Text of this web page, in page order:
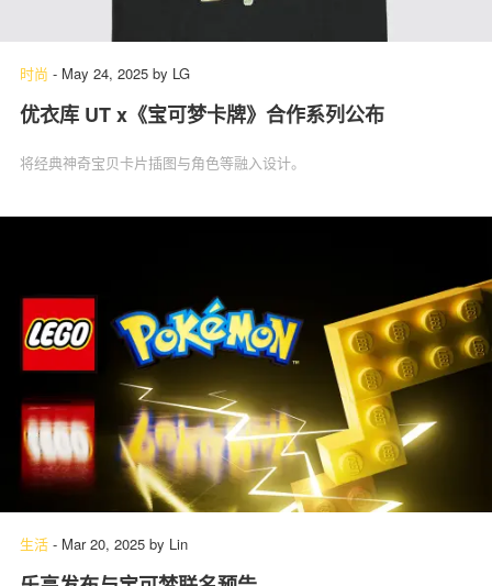
时尚 - May 24, 2025 by LG
优衣库 UT x《宝可梦卡牌》合作系列公布
将经典神奇宝贝卡片插图与角色等融入设计。
生活 - Mar 20, 2025 by Lin